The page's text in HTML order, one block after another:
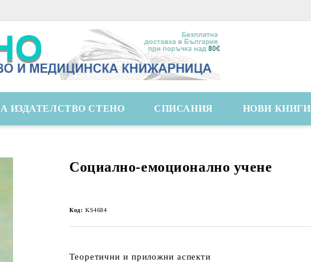
ИЗДАТЕЛСТВО СТЕНО СПИСАНИЯ НОВИ КНИГИ
Социално-емоционално учене
Код: KS4684
Теоретични и приложни аспекти